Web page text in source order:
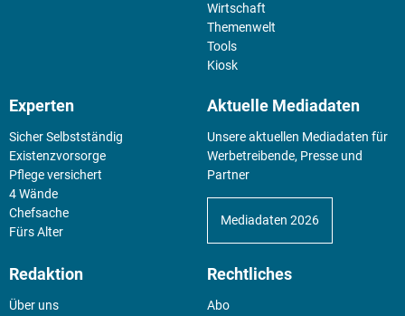
Wirtschaft
Themenwelt
Tools
Kiosk
Experten
Sicher Selbstständig
Existenz­vorsorge
Pflege versichert
4 Wände
Chefsache
Fürs Alter
Aktuelle Mediadaten
Unsere aktuellen Mediadaten für
Werbetreibende, Presse und
Partner
Mediadaten 2026
Redaktion
Über uns
Rechtliches
Abo